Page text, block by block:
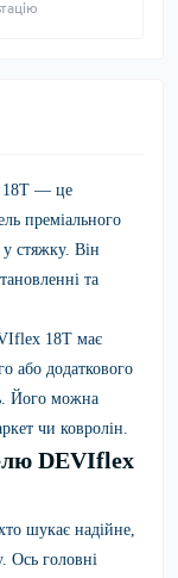
— це
преміального
стяжку. Він
та
18T має
або додаткового
Його можна
чи ковролін.
DEVIflex
шукає надійне,
Ось головні